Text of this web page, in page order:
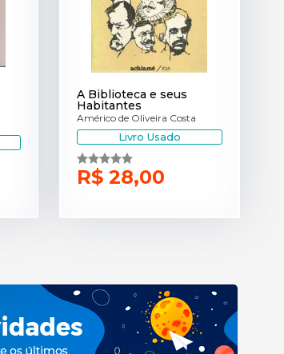
A Biblioteca e seus
Habitantes
Américo de Oliveira Costa
Livro Usado
R$ 28,00